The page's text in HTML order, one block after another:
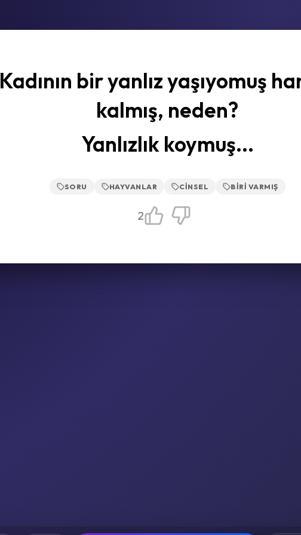
Kadının bir yanlız yaşıyomuş
kalmış, neden?
Yanlızlık koymuş...
SORU HAYVANLAR CINSEL BIRI VARMIŞ
2